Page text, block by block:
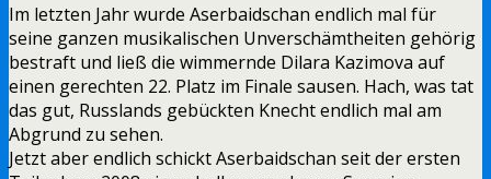
Im letzten Jahr wurde Aserbaidschan endlich mal für
seine ganzen musikalischen Unverschämtheiten gehörig
bestraft und ließ die wimmernde Dilara Kazimova auf
einen gerechten 22. Platz im Finale sausen. Hach, was tat
das gut, Russlands gebückten Knecht endlich mal am
Abgrund zu sehen.
Jetzt aber endlich schickt Aserbaidschan seit der ersten